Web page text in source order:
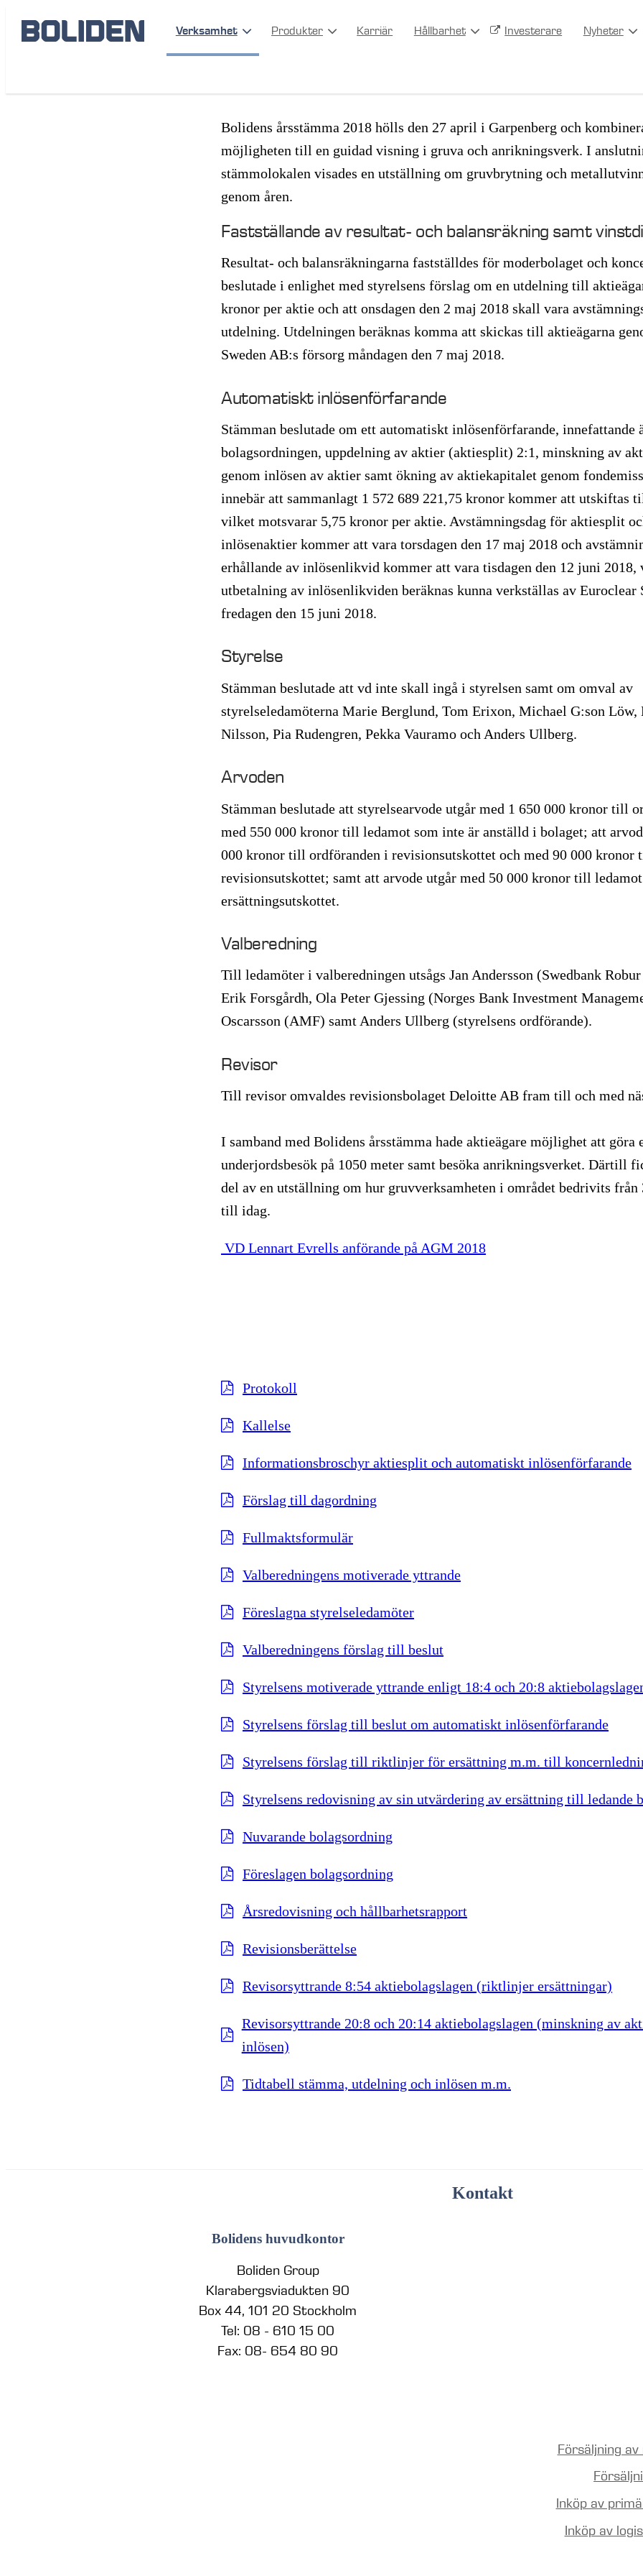
Verksamhet Produkter Karriär Hållbarhet Investerare Nyheter
Bolidens årsstämma 2018 hölls den 27 april i Garpenberg och
möjligheten till en guidad visning i gruva och anrikningsverk. I
stämmolokalen visades en utställning om gruvbrytning och
genom åren.
Fastställande av resultat- och balansräkning samt
Resultat- och balansräkningarna fastställdes för moderbolaget och
beslutade i enlighet med styrelsens förslag om en utdelning till
kronor per aktie och att onsdagen den 2 maj 2018 skall vara
utdelning. Utdelningen beräknas komma att skickas till aktieägarna
Sweden AB:s försorg måndagen den 7 maj 2018.
Automatiskt inlösenförfarande
Stämman beslutade om ett automatiskt inlösenförfarande, innefattande
bolagsordningen, uppdelning av aktier (aktiesplit) 2:1, minskning av
genom inlösen av aktier samt ökning av aktiekapitalet genom
innebär att sammanlagt 1 572 689 221,75 kronor kommer att utskiftas
vilket motsvarar 5,75 kronor per aktie. Avstämningsdag för aktiesplit
inlösenaktier kommer att vara torsdagen den 17 maj 2018 och
erhållande av inlösenlikvid kommer att vara tisdagen den 12 juni 2018,
utbetalning av inlösenlikviden beräknas kunna verkställas av Euroclear
fredagen den 15 juni 2018.
Styrelse
Stämman beslutade att vd inte skall ingå i styrelsen samt om omval av
styrelseledamöterna Marie Berglund, Tom Erixon, Michael G:son Löw,
Nilsson, Pia Rudengren, Pekka Vauramo och Anders Ullberg.
Arvoden
Stämman beslutade att styrelsearvode utgår med 1 650 000 kronor till
med 550 000 kronor till ledamot som inte är anställd i bolaget; att
000 kronor till ordföranden i revisionsutskottet och med 90 000 kronor
revisionsutskottet; samt att arvode utgår med 50 000 kronor till
ersättningsutskottet.
Valberedning
Till ledamöter i valberedningen utsågs Jan Andersson (Swedbank
Erik Forsgårdh, Ola Peter Gjessing (Norges Bank Investment
Oscarsson (AMF) samt Anders Ullberg (styrelsens ordförande).
Revisor
Till revisor omvaldes revisionsbolaget Deloitte AB fram till och med
I samband med Bolidens årsstämma hade aktieägare möjlighet att göra
underjordsbesök på 1050 meter samt besöka anrikningsverket. Därtill
del av en utställning om hur gruvverksamheten i området bedrivits
till idag.
VD Lennart Evrells anförande på AGM 2018
Protokoll
Kallelse
Informationsbroschyr aktiesplit och automatiskt inlösenförfarande
Förslag till dagordning
Fullmaktsformulär
Valberedningens motiverade yttrande
Föreslagna styrelseledamöter
Valberedningens förslag till beslut
Styrelsens motiverade yttrande enligt 18:4 och 20:8
Styrelsens förslag till beslut om automatiskt inlösenförfarande
Styrelsens förslag till riktlinjer för ersättning m.m. till
Styrelsens redovisning av sin utvärdering av ersättning till ledande
Nuvarande bolagsordning
Föreslagen bolagsordning
Årsredovisning och hållbarhetsrapport
Revisionsberättelse
Revisorsyttrande 8:54 aktiebolagslagen (riktlinjer ersättningar)
Revisorsyttrande 20:8 och 20:14 aktiebolagslagen (minskning av
inlösen)
Tidtabell stämma, utdelning och inlösen m.m.
Kontakt
Bolidens huvudkontor
Boliden Group
Klarabergsviadukten 90
Box 44, 101 20 Stockholm
Tel: 08 - 610 15 00
Fax: 08- 654 80 90
Försäljning
Inköp av
Inköp av